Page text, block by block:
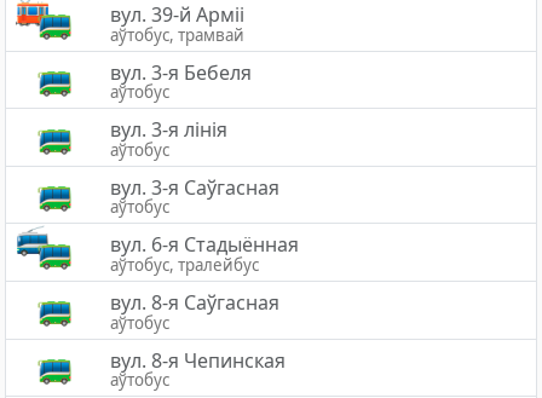
вул. 39-й Арміі
аўтобус, трамвай
вул. 3-я Бебеля
аўтобус
вул. 3-я лінія
аўтобус
вул. 3-я Саўгасная
аўтобус
вул. 6-я Стадыённая
аўтобус, тралейбус
вул. 8-я Саўгасная
аўтобус
вул. 8-я Чепинская
аўтобус